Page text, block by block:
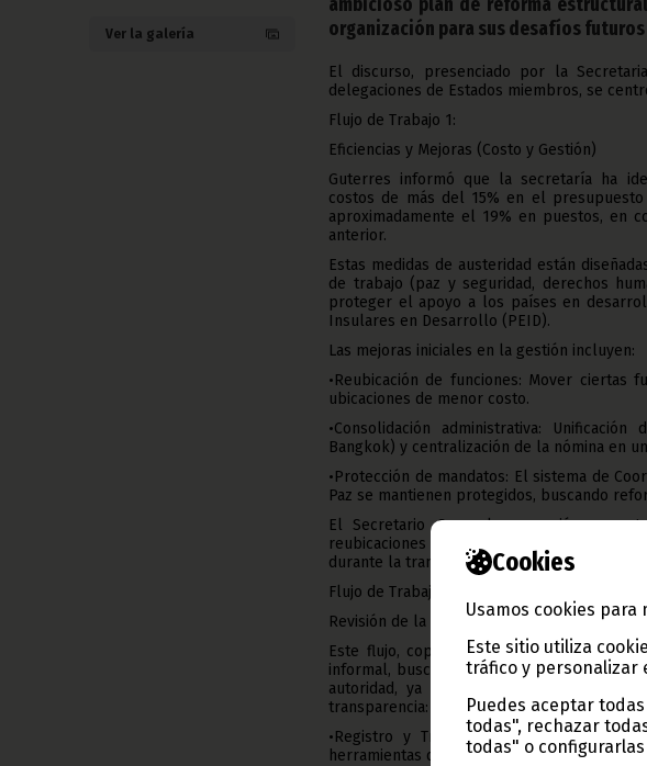
Cookies
Usamos cookies
Este sitio utiliza
tráfico y personalizar
Puedes aceptar
todas", rechazar
todas" o
Ver la galería
organización para sus desafíos
El discurso, presenciado por la
delegaciones de Estados miembros, se
Flujo de Trabajo 1:
Eficiencias y Mejoras (Costo y Gestión)
Guterres informó que la secretaría ha
costos de más del 15% en el
aproximadamente el 19% en puestos, en
anterior.
Estas medidas de austeridad están
de trabajo (paz y seguridad, derechos
proteger el apoyo a los países en
Insulares en Desarrollo (PEID).
Las mejoras iniciales en la gestión incluyen:
•Reubicación de funciones: Mover ciertas
ubicaciones de menor costo.
•Consolidación administrativa:
Bangkok) y centralización de la nómina en
•Protección de mandatos: El sistema de
Paz se mantienen protegidos, buscando
El Secretario General reconoció que
reubicaciones y posibles separaciones),
durante la transición.
Flujo de Trabajo 2:
Revisión de la Implementación de Mandatos
Este flujo, copresidido por Jamaica y
informal, busca mejorar el ciclo de vida de
autoridad, ya ha comenzado a
transparencia:
•Registro y Transparencia: Ampliar las
herramientas de transparencia.